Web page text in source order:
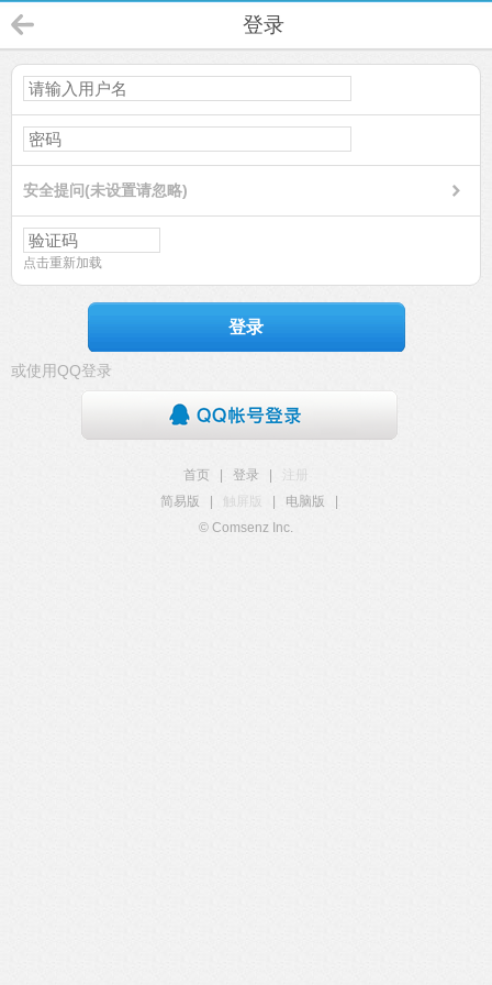
登录
安全提问(未设置请忽略)
点击重新加载
登录
或使用QQ登录
首页 登录
注册
简易版
触屏版 电脑版
© Comsenz Inc.